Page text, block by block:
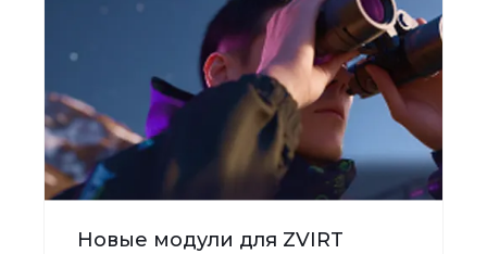
Новые модули для ZVIRT